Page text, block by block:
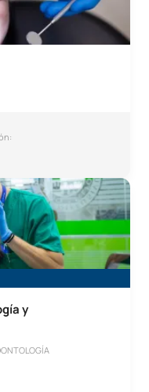
y
Rehabilitación Oral